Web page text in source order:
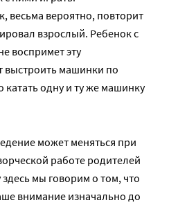
весьма вероятно, повторит
взрослый. Ребенок с
воспримет эту
выстроить машинки по
одну и ту же машинку
может меняться при
работе родителей
мы говорим о том, что
внимание изначально до